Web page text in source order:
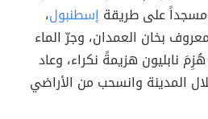
على طريقة إسطنبول،
بخان العمدان، وجرّ الماء
نابليون هزيمةً نكراء، وعاد
المدينة وانسحب من الأراضي